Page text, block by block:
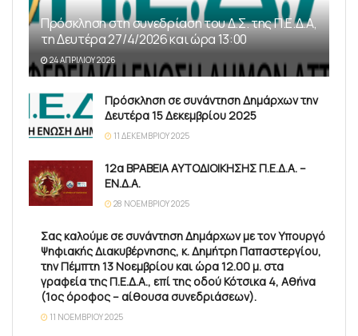
Πρόσκληση στη συνεδρίαση του Δ.Σ. της Π.Ε.Δ.Α,
τη Δευτέρα 27/4/2026 και ώρα 13:00
24 ΑΠΡΙΛΊΟΥ 2026
Πρόσκληση σε συνάντηση Δημάρχων την
Δευτέρα 15 Δεκεμβρίου 2025
11 ΔΕΚΕΜΒΡΊΟΥ 2025
12α ΒΡΑΒΕΙΑ ΑΥΤΟΔΙΟΙΚΗΣΗΣ Π.Ε.Δ.Α. –
ΕΝ.Δ.Α.
28 ΝΟΕΜΒΡΊΟΥ 2025
Σας καλούμε σε συνάντηση Δημάρχων με τον Υπουργό
Ψηφιακής Διακυβέρνησης, κ. Δημήτρη Παπαστεργίου,
την Πέμπτη 13 Νοεμβρίου και ώρα 12.00 μ. στα
γραφεία της Π.Ε.Δ.Α., επί της οδού Κότσικα 4, Αθήνα
(1ος όροφος – αίθουσα συνεδριάσεων).
11 ΝΟΕΜΒΡΊΟΥ 2025